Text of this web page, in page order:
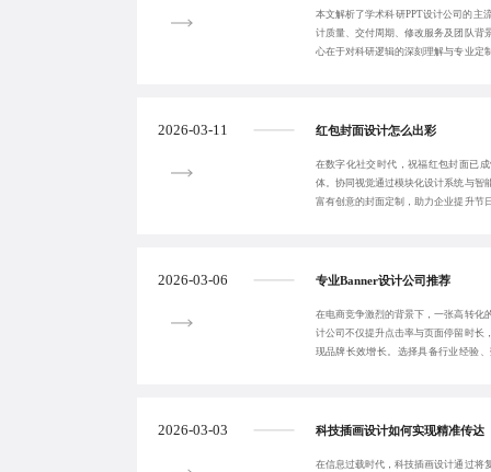
本文解析了学术科研PPT设计公司的主
计质量、交付周期、修改服务及团队背
心在于对科研逻辑的深刻理解与专业定
2026-03-11 红包封面设计怎么出彩
在数字化社交时代，祝福红包封面已
体。协同视觉通过模块化设计系统与智
富有创意的封面定制，助力企业提升节
2026-03-06 专业Banner设计公司推荐
在电商竞争激烈的背景下，一张高转化
计公司不仅提升点击率与页面停留时长
现品牌长效增长。选择具备行业经验
2026-03-03 科技插画设计如何实现精准传达
在信息过载时代，科技插画设计通过将